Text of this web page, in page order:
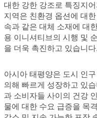
대한 강한 강조로 특징지
지역은 친환경 옵션에 대
속과 같은 대체 소재에 대
용 이니셔티브의 시행 및
을 더욱 촉진하고 있습니다.
아시아 태평양은 도시 인
의해 빠르게 성장하고 있
과 소비자들 사이의 건강
물에 대한 수요 급증을 목